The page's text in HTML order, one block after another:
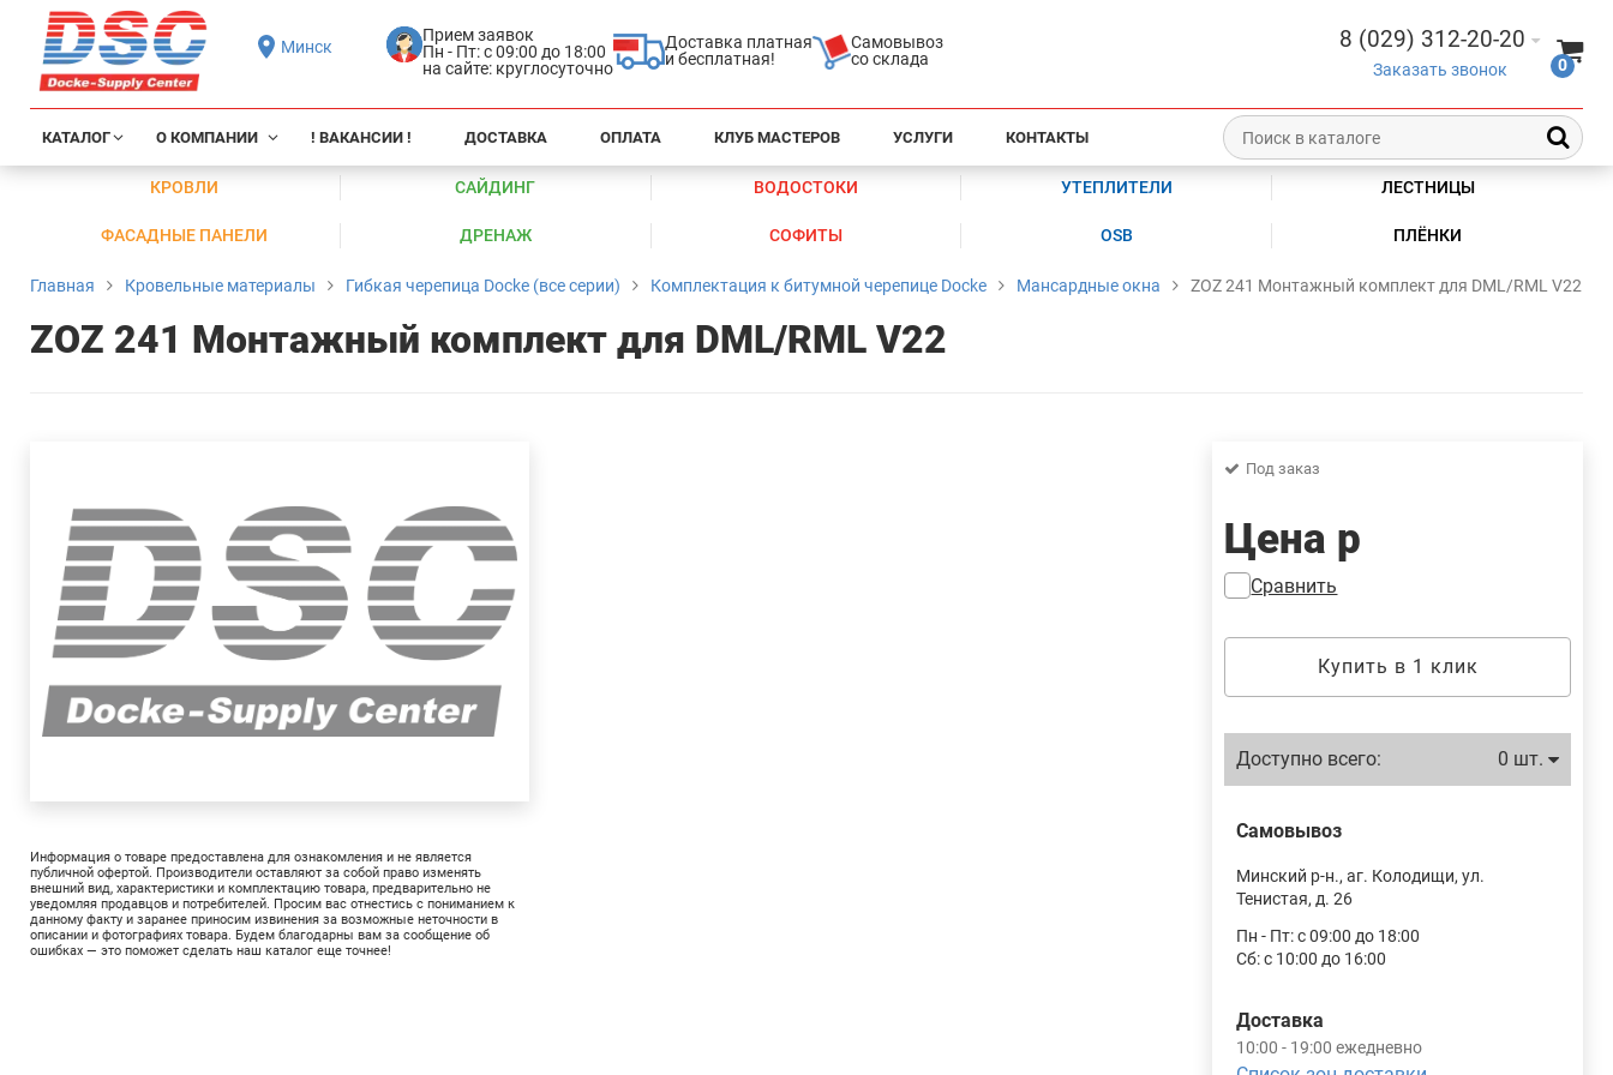
Минск
Прием заявок
Пн - Пт: с 09:00 до 18:00
на сайте: круглосуточно
Доставка платная
и бесплатная!
Самовывоз
со склада
8 (029) 312-20-20
Заказать звонок 0
КАТАЛОГ О КОМПАНИИ ! ВАКАНСИИ ! ДОСТАВКА ОПЛАТА КЛУБ МАСТЕРОВ УСЛУГИ КОНТАКТЫ
КРОВЛИ САЙДИНГ ВОДОСТОКИ УТЕПЛИТЕЛИ ЛЕСТНИЦЫ
ФАСАДНЫЕ ПАНЕЛИ ДРЕНАЖ СОФИТЫ OSB ПЛЁНКИ
Главная Кровельные материалы Гибкая черепица Docke (все серии) Комплектация к битумной черепице Docke Мансардные окна ZOZ 241 Монтажный комплект для DML/RML V22
ZOZ 241 Монтажный комплект для DML/RML V22
Информация о товаре предоставлена для ознакомления и не является
публичной офертой. Производители оставляют за собой право изменять
внешний вид, характеристики и комплектацию товара, предварительно не
уведомляя продавцов и потребителей. Просим вас отнестись с пониманием к
данному факту и заранее приносим извинения за возможные неточности в
описании и фотографиях товара. Будем благодарны вам за сообщение об
ошибках — это поможет сделать наш каталог еще точнее!
Под заказ
Цена р
Сравнить
Купить в 1 клик
Доступно всего: 0 шт.
Самовывоз
Минский р-н., аг. Колодищи, ул.
Тенистая, д. 26
Пн - Пт: с 09:00 до 18:00
Сб: с 10:00 до 16:00
Доставка
10:00 - 19:00 ежедневно